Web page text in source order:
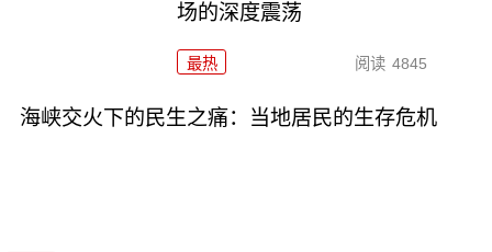
场的深度震荡
最热 阅读 4845
海峡交火下的民生之痛：当地居民的生存危机